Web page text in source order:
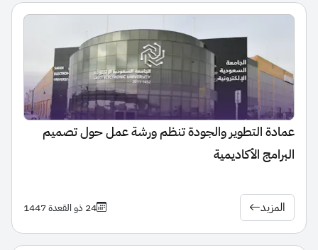
عمادة التطوير والجودة تنظم ورشة عمل حول تصميم
البرامج الأكاديمية
المزيد 24 ذو القعدة 1447